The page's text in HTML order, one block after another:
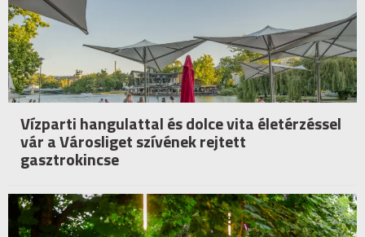
Vízparti hangulattal és dolce vita életérzéssel
vár a Városliget szívének rejtett
gasztrokincse